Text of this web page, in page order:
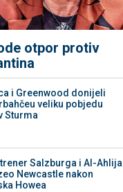
otpor protiv
i Greenwood donijeli
veliku pobjedu
Sturma
trener Salzburga i Al-Ahlija
Newcastle nakon
Howea